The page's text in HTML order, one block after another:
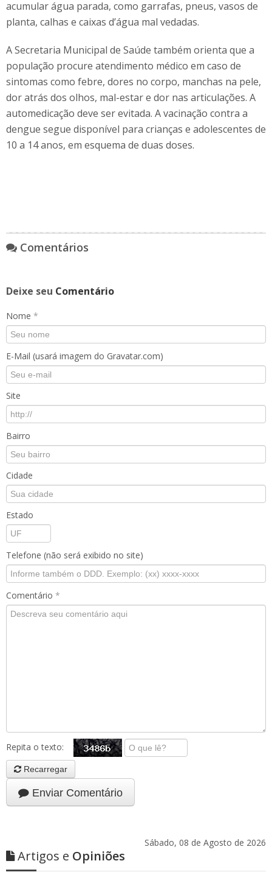
acumular água parada, como garrafas, pneus, vasos de
planta, calhas e caixas d’água mal vedadas.
A Secretaria Municipal de Saúde também orienta que a
população procure atendimento médico em caso de
sintomas como febre, dores no corpo, manchas na pele,
dor atrás dos olhos, mal-estar e dor nas articulações. A
automedicação deve ser evitada. A vacinação contra a
dengue segue disponível para crianças e adolescentes de
10 a 14 anos, em esquema de duas doses.
Comentários
Deixe seu Comentário
Nome *
E-Mail (usará imagem do Gravatar.com)
Site
Bairro
Cidade
Estado
Telefone (não será exibido no site)
Comentário *
Repita o texto:
Recarregar
Enviar Comentário
Sábado, 08 de Agosto de 2026
Artigos e Opiniões